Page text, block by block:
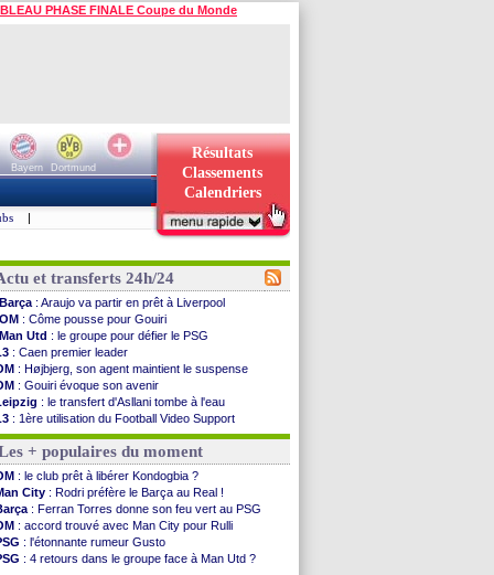
PHASE FINALE Coupe du Monde
Bayern
Dortmund
Résultats
Classements
Calendriers
|
et transferts 24h/24
Barça : Araujo va partir en prêt à Liverpool
OM : Côme pousse pour Gouiri
Man Utd : le groupe pour défier le PSG
: Caen premier leader
: Højbjerg, son agent maintient le suspense
: Gouiri évoque son avenir
: le transfert d'Asllani tombe à l'eau
: 1ère utilisation du Football Video Support
: Benatia envoie une pique à Longoria
: Al-Ahli veut Pape Gueye
: la dernière saison de Fonseca ?
: un nouveau prétendant pour Højbjerg
: un gardien norvégien en approche ?
: McCourt a versé 120 M€ en 2026
: 4 retours dans le groupe face à Man Utd ...
: Kevin Carlos va partir en Italie
: prison avec sursis requis contre un arbitre
+ populaires du moment
: le club prêt à libérer Kondogbia ?
City : Rodri préfère le Barça au Real !
: Ferran Torres donne son feu vert au PSG
: accord trouvé avec Man City pour Rulli
: l'étonnante rumeur Gusto
: 4 retours dans le groupe face à Man Utd ?